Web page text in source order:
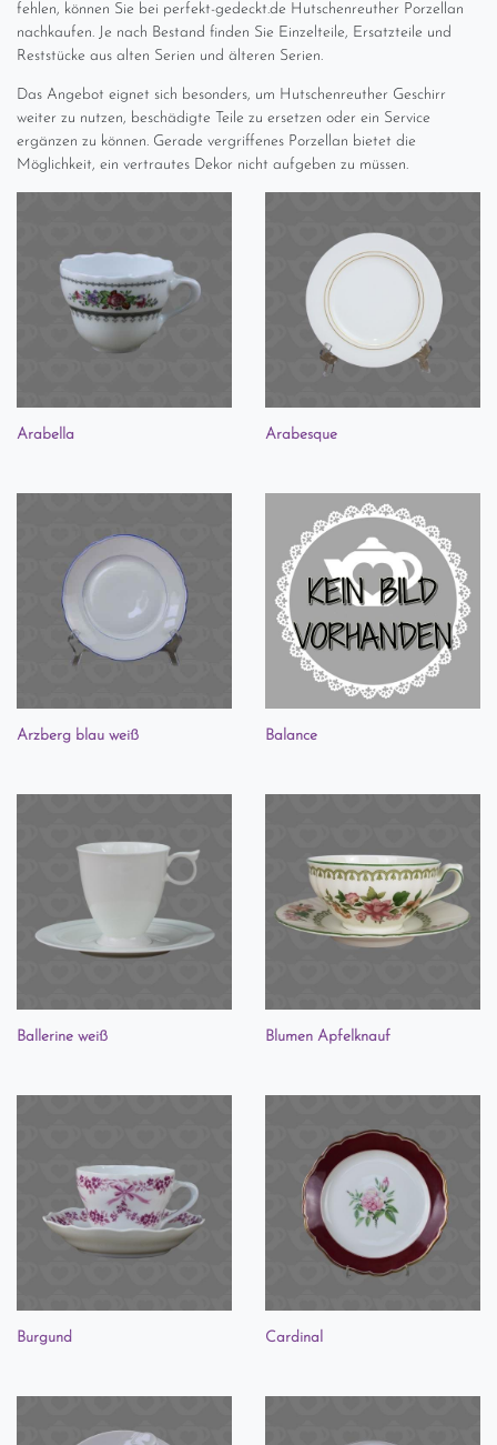
fehlen, können Sie bei perfekt-gedeckt.de Hutschenreuther Porzellan
nachkaufen. Je nach Bestand finden Sie Einzelteile, Ersatzteile und
Reststücke aus alten Serien und älteren Serien.
Das Angebot eignet sich besonders, um Hutschenreuther Geschirr
weiter zu nutzen, beschädigte Teile zu ersetzen oder ein Service
ergänzen zu können. Gerade vergriffenes Porzellan bietet die
Möglichkeit, ein vertrautes Dekor nicht aufgeben zu müssen.
Arabella Arabesque
Arzberg blau weiß Balance
Ballerine weiß Blumen Apfelknauf
Burgund Cardinal